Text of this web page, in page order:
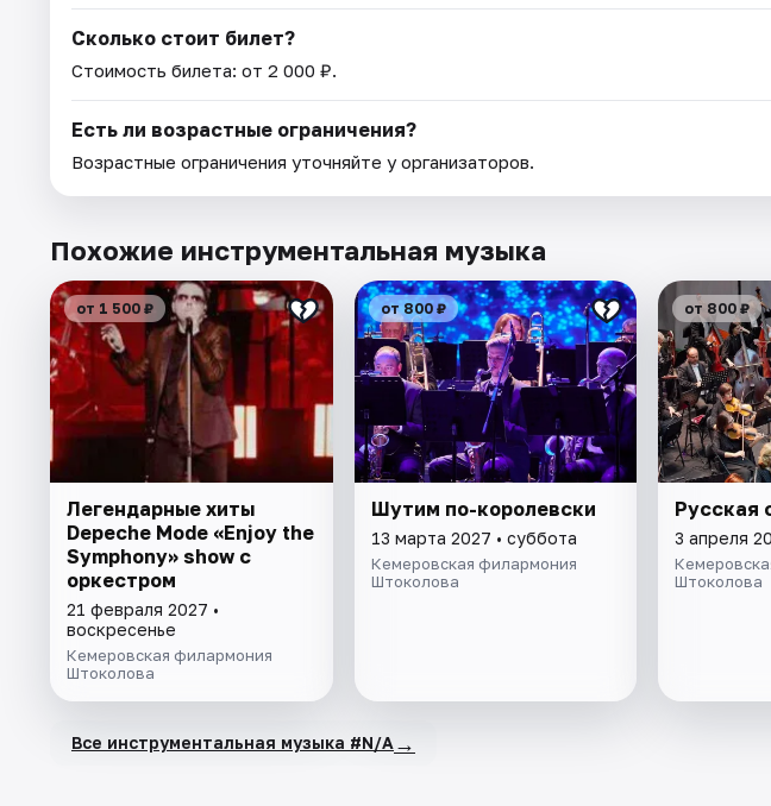
Сколько стоит билет?
Стоимость билета: от 2 000 ₽.
Есть ли возрастные ограничения?
Возрастные ограничения уточняйте у организаторов.
Похожие инструментальная музыка
от 1 500 ₽
Легендарные хиты
Depeche Mode «Enjoy the
Symphony» show с
оркестром
21 февраля 2027 •
воскресенье
Кемеровская филармония
Штоколова
от 800 ₽
Шутим по-королевски
13 марта 2027 • суббота
Кемеровская филармония
Штоколова
от 800 ₽
Русская
3 апреля
Штоколова
Все инструментальная музыка #N/A →